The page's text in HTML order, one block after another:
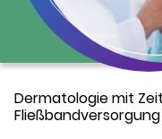
Dermatologie mit
Fließbandversorgung